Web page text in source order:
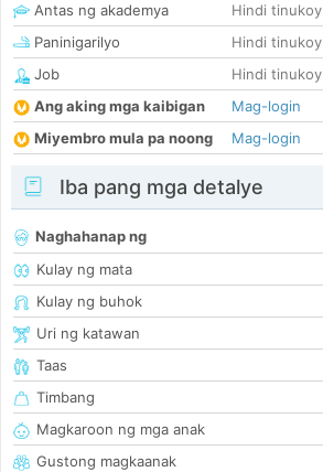
Antas ng akademya
Hindi tinukoy
Paninigarilyo
Hindi tinukoy
Job
Hindi tinukoy
Ang aking mga kaibigan
Mag-login
Miyembro mula pa noong
Mag-login
Iba pang mga detalye
Naghahanap ng
Kulay ng mata
Kulay ng buhok
Uri ng katawan
Taas
Timbang
Magkaroon ng mga anak
Gustong magkaanak